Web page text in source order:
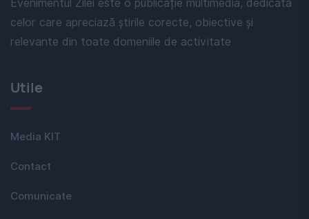
Evenimentul Zilei este o publicație multimedia, dedicată
celor care apreciază știrile corecte, obiective și
relevante din toate domeniile de activitate
Utile
Media KIT
Contact
Comunicate